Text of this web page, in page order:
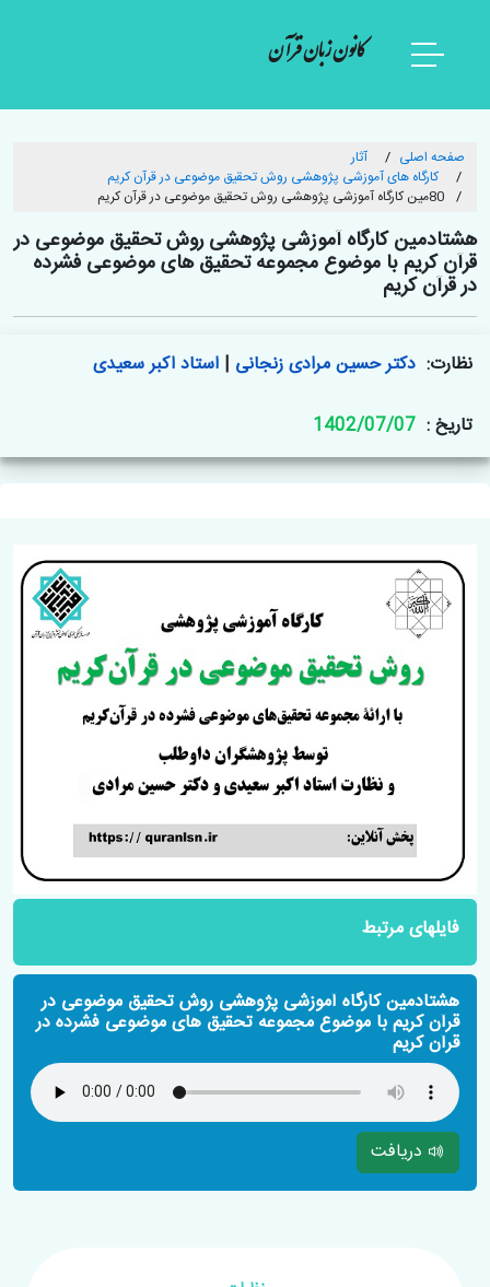
کانون زبان قرآن
صفحه اصلی
آثار
کارگاه های آموزشی پژوهشی روش تحقیق موضوعی در قرآن کریم
80مین کارگاه آموزشی پژوهشی روش تحقیق موضوعی در قرآن کریم
هشتادمین کارگاه آموزشی پژوهشی روش تحقیق موضوعی در
قرآن کریم با موضوع مجموعه تحقیق های موضوعی فشرده
در قرآن کریم
نظارت: دکتر حسین مرادی زنجانی | استاد اکبر سعیدی
تاریخ : 1402/07/07
فایلهای مرتبط
هشتادمین کارگاه آموزشی پژوهشی روش تحقیق موضوعی در
قرآن کریم با موضوع مجموعه تحقیق های موضوعی فشرده در
قرآن کریم
دریافت